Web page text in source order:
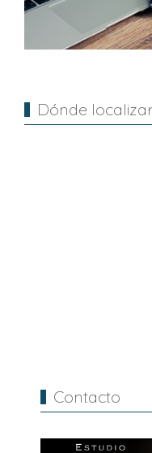
Dónde
Contacto